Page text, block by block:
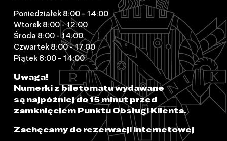
Poniedziałek 8:00 - 14:00
Wtorek 8:00 - 12:00
Środa 8:00 - 14:00
Czwartek 8:00 - 17:00
Piątek 8:00 - 14:00
Uwaga!
Numerki z biletomatu wydawane
są najpóźniej do 15 minut przed
zamknięciem Punktu Obsługi Klienta.
Zachęcamy do rezerwacji internetowej